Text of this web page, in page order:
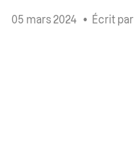
05 mars 2024 • Écrit par